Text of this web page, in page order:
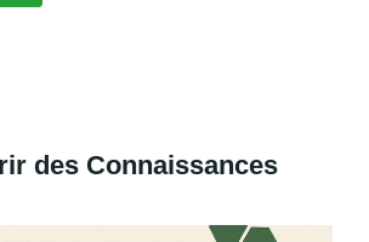
des Connaissances